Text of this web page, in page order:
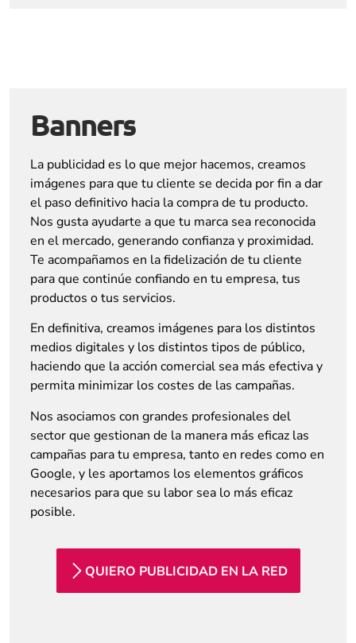
Banners
La publicidad es lo que mejor hacemos, creamos
imágenes para que tu cliente se decida por fin a dar
el paso definitivo hacia la compra de tu producto.
Nos gusta ayudarte a que tu marca sea reconocida
en el mercado, generando confianza y proximidad.
Te acompañamos en la fidelización de tu cliente
para que continúe confiando en tu empresa, tus
productos o tus servicios.
En definitiva, creamos imágenes para los distintos
medios digitales y los distintos tipos de público,
haciendo que la acción comercial sea más efectiva y
permita minimizar los costes de las campañas.
Nos asociamos con grandes profesionales del
sector que gestionan de la manera más eficaz las
campañas para tu empresa, tanto en redes como en
Google, y les aportamos los elementos gráficos
necesarios para que su labor sea lo más eficaz
posible.
QUIERO PUBLICIDAD EN LA RED